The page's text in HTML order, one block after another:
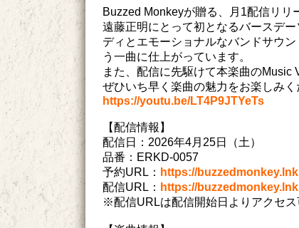
Buzzed Monkeyが贈る、月1配信リリ
遠藤正明にとって初となるバースデ
ディとエモーショナルなバンドサウ
う一曲に仕上がっています。
また、配信に先駆けて本楽曲のMusic
ぜひいち早く楽曲の魅力をお楽しみく
https://youtu.be/LT4P9JTYeTs
【配信情報】
配信日：2026年4月25日（土）
品番：ERKD-0057
予約URL： https://
配信URL： https://
※配信URLは配信開始日よりアクセス